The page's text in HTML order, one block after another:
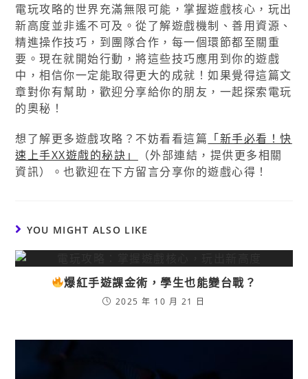
電玩攻略的世界充滿無限可能，掌握遊戲核心，玩出
新高度並非遙不可及。從了解遊戲機制、善用資源、
精進操作技巧，到團隊合作，每一個環節都至關重
要。現在就開始行動，將這些技巧應用到你的遊戲
中，相信你一定能取得更大的成就！如果覺得這篇文
章對你有幫助，歡迎分享給你的朋友，一起探索電玩
的奧秘！
想了解更多遊戲攻略？不妨看看這篇 「新手必看！快
速上手XX遊戲的秘訣」
（外部連結，提供更多相關
資訊）。也歡迎在下方留言分享你的遊戲心得！
YOU MIGHT ALSO LIKE
爆紅手遊課金術，學生也能變台戰？
2025 年 10 月 21 日